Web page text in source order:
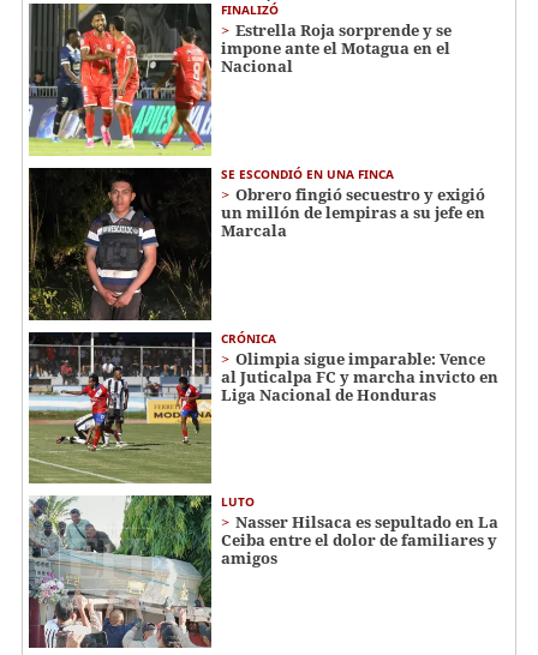
FINALIZÓ
Estrella Roja sorprende y se
impone ante el Motagua en el
Nacional
SE ESCONDIÓ EN UNA FINCA
Obrero fingió secuestro y exigió
un millón de lempiras a su jefe en
Marcala
CRÓNICA
Olimpia sigue imparable: Vence
al Juticalpa FC y marcha invicto en
Liga Nacional de Honduras
LUTO
Nasser Hilsaca es sepultado en La
Ceiba entre el dolor de familiares y
amigos